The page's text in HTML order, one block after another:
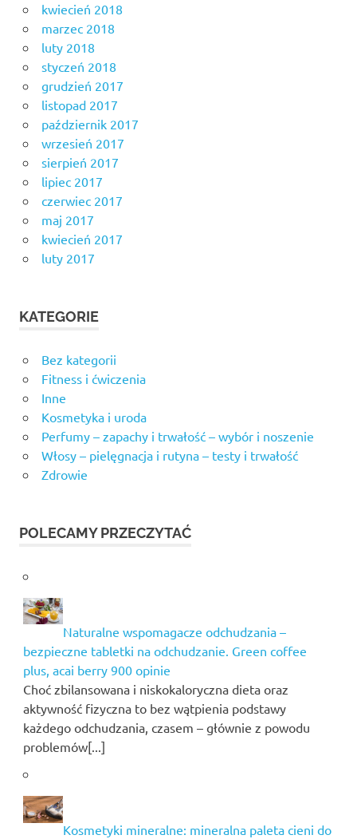
kwiecień 2018
marzec 2018
luty 2018
styczeń 2018
grudzień 2017
listopad 2017
październik 2017
wrzesień 2017
sierpień 2017
lipiec 2017
czerwiec 2017
maj 2017
kwiecień 2017
luty 2017
KATEGORIE
Bez kategorii
Fitness i ćwiczenia
Inne
Kosmetyka i uroda
Perfumy – zapachy i trwałość – wybór i noszenie
Włosy – pielęgnacja i rutyna – testy i trwałość
Zdrowie
POLECAMY PRZECZYTAĆ
Naturalne wspomagacze odchudzania –
bezpieczne tabletki na odchudzanie. Green coffee
plus, acai berry 900 opinie
Choć zbilansowana i niskokaloryczna dieta oraz
aktywność fizyczna to bez wątpienia podstawy
każdego odchudzania, czasem – głównie z powodu
problemów[...]
Kosmetyki mineralne: mineralna paleta cieni do